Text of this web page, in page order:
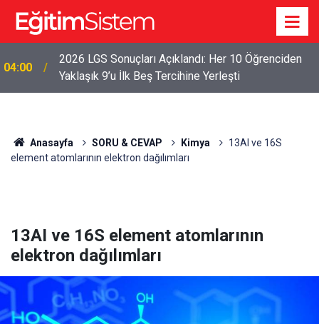
04:00
2026 LGS Sonuçları Açıklandı: Her 10 Öğrenciden
Yaklaşık 9’u İlk Beş Tercihine Yerleşti
Anasayfa SORU & CEVAP Kimya
13AI ve 16S
element atomlarının elektron dağılımları
13AI ve 16S element atomlarının
elektron dağılımları